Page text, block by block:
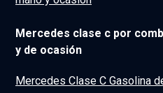
Mercedes clase c por
y de ocasión
Mercedes Clase C Gasolina